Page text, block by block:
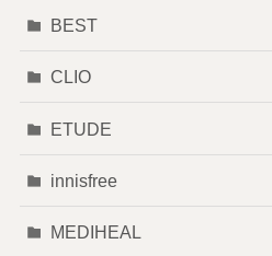
BEST
CLIO
ETUDE
innisfree
MEDIHEAL